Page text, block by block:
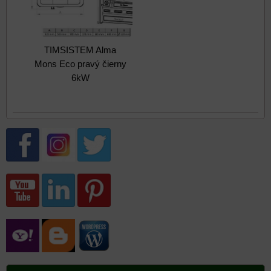
TIMSISTEM Alma
Mons Eco pravý čierny
6kW